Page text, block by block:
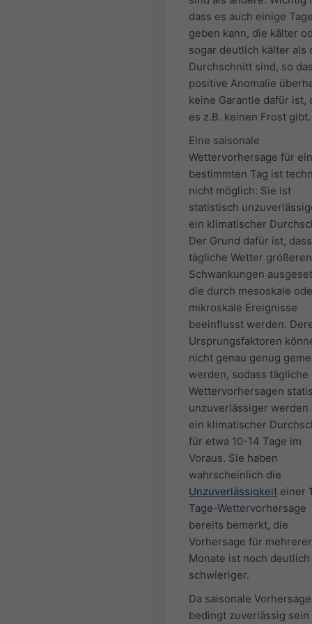
dass es auch einige
geben kann, die kälter
sogar deutlich kälter als
Durchschnitt sind, so
positive Anomalie
keine Garantie dafür ist,
es z.B. keinen Frost gibt.
Eine saisonale
Wettervorhersage für
bestimmten Tag ist
nicht möglich: Sie ist
statistisch
ein klimatischer
Der Grund dafür ist,
tägliche Wetter größeren
Schwankungen
die durch mesoskale
mikroskale Ereignisse
beeinflusst werden.
Ursprungsfaktoren
nicht genau genug
werden, sodass tägliche
Wettervorhersagen
unzuverlässiger werden
ein klimatischer
für etwa 10-14 Tage im
Voraus. Sie haben
wahrscheinlich die
Unzuverlässigkeit einer
Tage-Wettervorhersage
bereits bemerkt, die
Vorhersage für mehrerer
Monate ist noch deutlich
schwieriger.
Da saisonale
bedingt zuverlässig sein